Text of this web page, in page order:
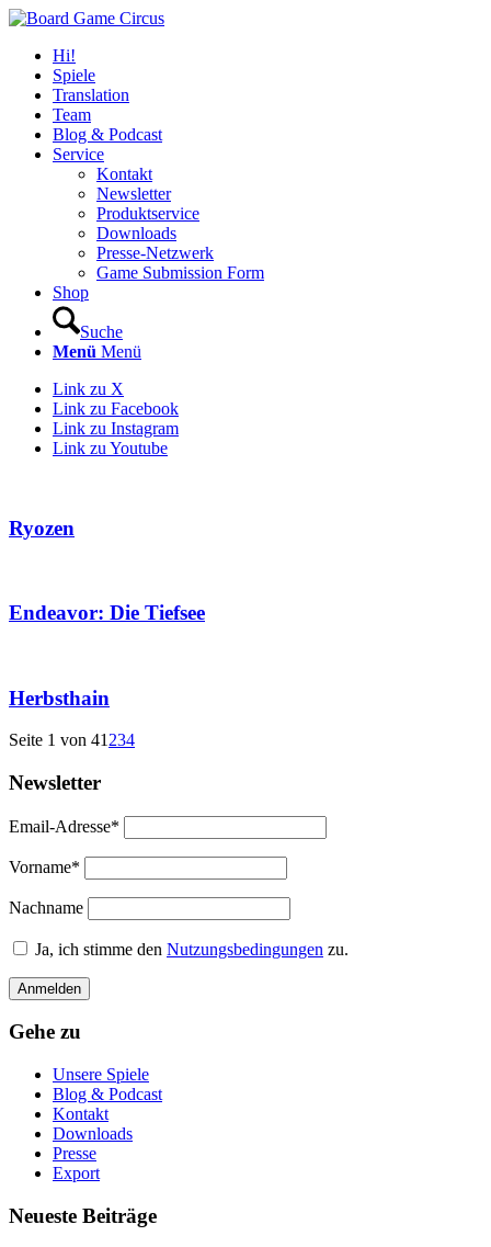
Hi!
Spiele
Translation
Team
Blog & Podcast
Service
Kontakt
Newsletter
Produktservice
Downloads
Presse-Netzwerk
Game Submission Form
Shop
Suche
Menü Menü
Link zu X
Link zu Facebook
Link zu Instagram
Link zu Youtube
Ryozen
Endeavor: Die Tiefsee
Herbsthain
Seite 1 von 41 234
Newsletter
Email-Adresse*
Vorname*
Nachname
Ja, ich stimme den Nutzungsbedingungen zu.
Gehe zu
Unsere Spiele
Blog & Podcast
Kontakt
Downloads
Presse
Export
Neueste Beiträge